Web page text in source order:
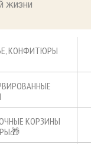
жизни
КОНФИТЮРЫ
КОРЗИНЫ